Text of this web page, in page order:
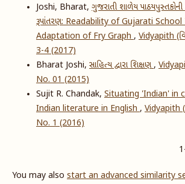
Joshi, Bharat, ગુજરાતી શાળેય
રૂપાંતરણ: Readability of Gujarati
Adaptation of Fry Graph, Vidyapith
3-4 (2017)
Bharat Joshi, સાહિત્ય દ્વારા શિક્ષણ,
No. 01 (2015)
Sujit R. Chandak, Situating 'Indian' in
Indian literature in English, Vidyapith
No. 1 (2016)
You may also start an advanced similarity